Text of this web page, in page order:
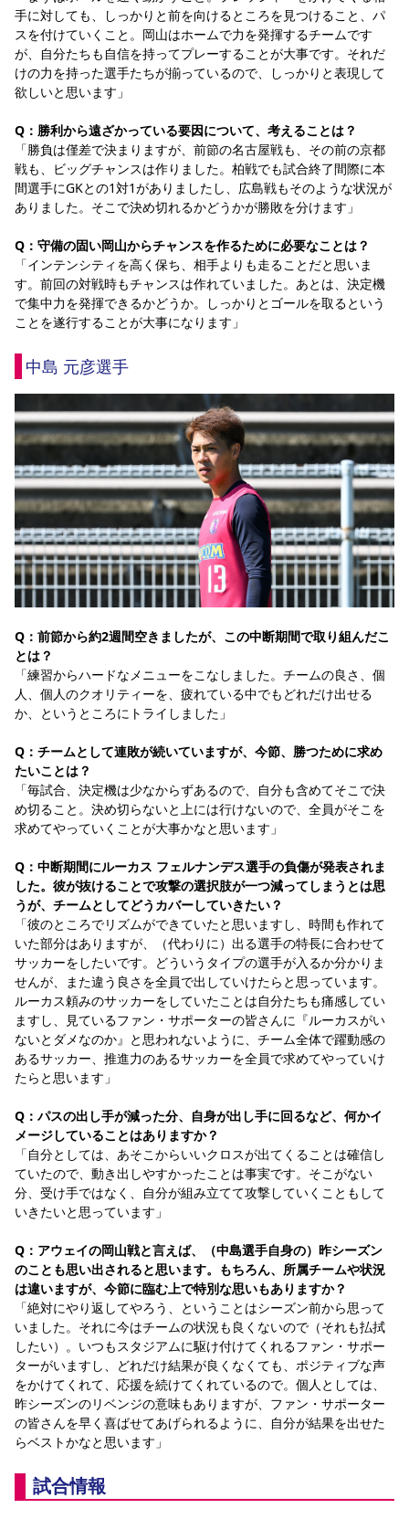
手に対しても、しっかりと前を向けるところを見つけること、パ
スを付けていくこと。岡山はホームで力を発揮するチームです
が、自分たちも自信を持ってプレーすることが大事です。それだ
けの力を持った選手たちが揃っているので、しっかりと表現して
欲しいと思います」
Q：勝利から遠ざかっている要因について、考えることは？
「勝負は僅差で決まりますが、前節の名古屋戦も、その前の京都
戦も、ビッグチャンスは作りました。柏戦でも試合終了間際に本
間選手にGKとの1対1がありましたし、広島戦もそのような状況が
ありました。そこで決め切れるかどうかが勝敗を分けます」
Q：守備の固い岡山からチャンスを作るために必要なことは？
「インテンシティを高く保ち、相手よりも走ることだと思いま
す。前回の対戦時もチャンスは作れていました。あとは、決定機
で集中力を発揮できるかどうか。しっかりとゴールを取るという
ことを遂行することが大事になります」
中島 元彦選手
Q：前節から約2週間空きましたが、この中断期間で取り組んだこ
とは？
「練習からハードなメニューをこなしました。チームの良さ、個
人、個人のクオリティーを、疲れている中でもどれだけ出せる
か、というところにトライしました」
Q：チームとして連敗が続いていますが、今節、勝つために求め
たいことは？
「毎試合、決定機は少なからずあるので、自分も含めてそこで決
め切ること。決め切らないと上には行けないので、全員がそこを
求めてやっていくことが大事かなと思います」
Q：中断期間にルーカス フェルナンデス選手の負傷が発表されま
した。彼が抜けることで攻撃の選択肢が一つ減ってしまうとは思
うが、チームとしてどうカバーしていきたい？
「彼のところでリズムができていたと思いますし、時間も作れて
いた部分はありますが、（代わりに）出る選手の特長に合わせて
サッカーをしたいです。どういうタイプの選手が入るか分かりま
せんが、また違う良さを全員で出していけたらと思っています。
ルーカス頼みのサッカーをしていたことは自分たちも痛感してい
ますし、見ているファン・サポーターの皆さんに『ルーカスがい
ないとダメなのか』と思われないように、チーム全体で躍動感の
あるサッカー、推進力のあるサッカーを全員で求めてやっていけ
たらと思います」
Q：パスの出し手が減った分、自身が出し手に回るなど、何かイ
メージしていることはありますか？
「自分としては、あそこからいいクロスが出てくることは確信し
ていたので、動き出しやすかったことは事実です。そこがない
分、受け手ではなく、自分が組み立てて攻撃していくこともして
いきたいと思っています」
Q：アウェイの岡山戦と言えば、（中島選手自身の）昨シーズン
のことも思い出されると思います。もちろん、所属チームや状況
は違いますが、今節に臨む上で特別な思いもありますか？
「絶対にやり返してやろう、ということはシーズン前から思って
いました。それに今はチームの状況も良くないので（それも払拭
したい）。いつもスタジアムに駆け付けてくれるファン・サポー
ターがいますし、どれだけ結果が良くなくても、ポジティブな声
をかけてくれて、応援を続けてくれているので。個人としては、
昨シーズンのリベンジの意味もありますが、ファン・サポーター
の皆さんを早く喜ばせてあげられるように、自分が結果を出せた
らベストかなと思います」
試合情報